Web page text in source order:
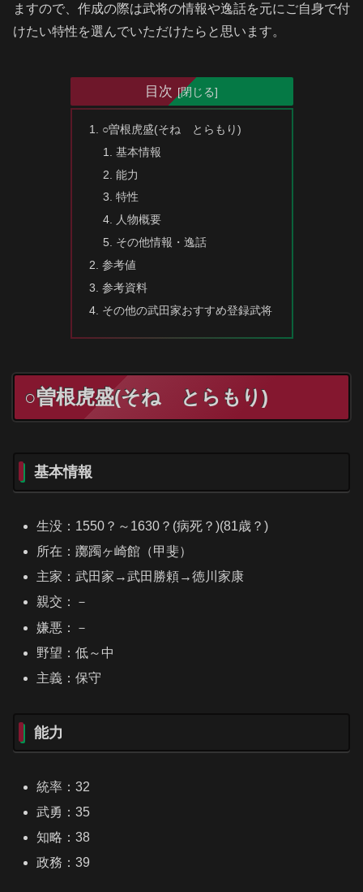
ますので、作成の際は武将の情報や逸話を元にご自身で付
けたい特性を選んでいただけたらと思います。
目次
○曽根虎盛(そね とらもり)
基本情報
能力
特性
人物概要
その他情報・逸話
参考値
参考資料
その他の武田家おすすめ登録武将
○曽根虎盛(そね とらもり)
基本情報
生没：1550？～1630？(病死？)(81歳？)
所在：躑躅ヶ崎館（甲斐）
主家：武田家→武田勝頼→徳川家康
親交：－
嫌悪：－
野望：低～中
主義：保守
能力
統率：32
武勇：35
知略：38
政務：39